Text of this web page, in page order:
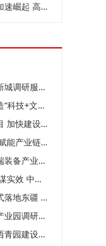
津门湖街：梅江中心商圈加速崛起 高端服务业聚集效应凸显
武清区领导深入京津产业新城调研服务企业
智慧山文化创意产业园打造“科技+文化+生活”活力样本
区领导调研天开新智里项目 加快建设 优化生态 聚力打造科创承接平台
区领导走访服务东文高压 赋能产业链 共创新发展
武清区领导赴新材料和高端装备产业园调研
卯足干劲聚动能 笃行担当谋实效 中新天津生态城按下高质量发展“加速键”
中兴新质生产力产业园正式落地东疆 为区域产业升级注入强劲动能
曲海富赴子牙经开区高新产业园调研走访企业 精准服务问需施策
西青区领导调研服务天开西青园建设工作